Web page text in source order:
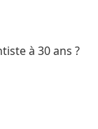
à 30 ans ?